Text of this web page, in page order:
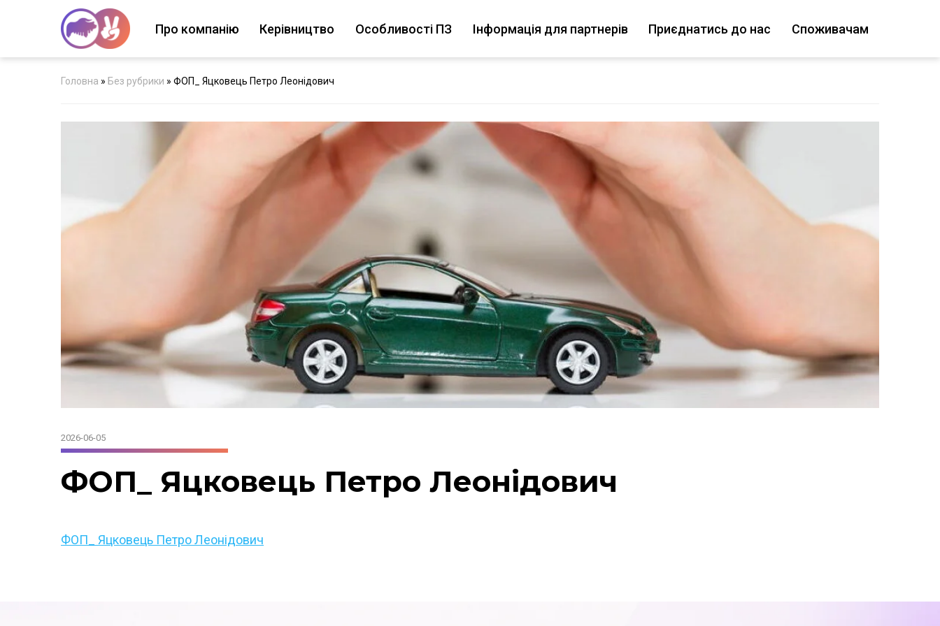
Про компанію Керівництво Особливості ПЗ Інформація для партнерів Приєднатись до нас Споживачам
Головна » Без рубрики » ФОП_ Яцковець Петро Леонідович
2026-06-05
ФОП_ Яцковець Петро Леонідович
ФОП_ Яцковець Петро Леонідович